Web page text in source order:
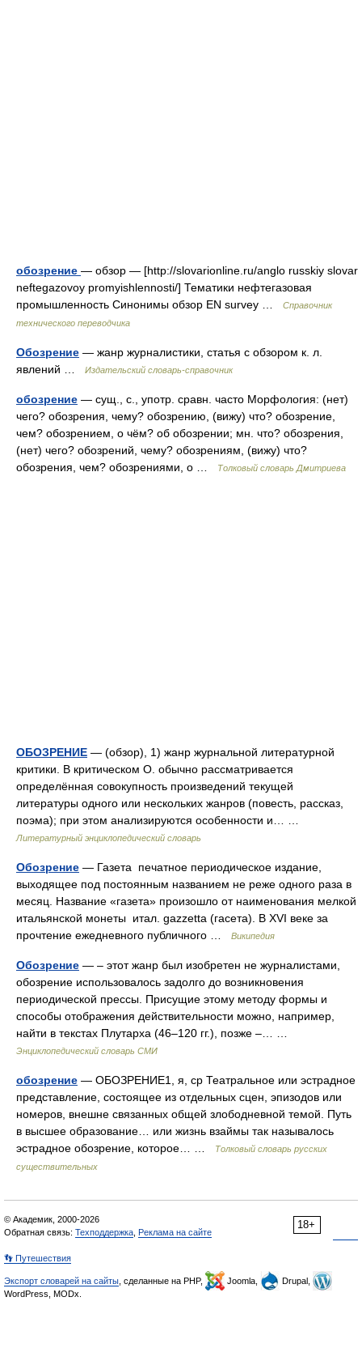
обозрение — обзор — [http://slovarionline.ru/anglo russkiy slovar
neftegazovoy promyishlennosti/] Тематики нефтегазовая
промышленность Синонимы обзор EN survey …
Справочник
технического переводчика
Обозрение — жанр журналистики, статья с обзором к. л.
явлений …
Издательский словарь-справочник
обозрение — сущ., с., употр. сравн. часто Морфология: (нет)
чего? обозрения, чему? обозрению, (вижу) что? обозрение,
чем? обозрением, о чём? об обозрении; мн. что? обозрения,
(нет) чего? обозрений, чему? обозрениям, (вижу) что?
обозрения, чем? обозрениями, о …
Толковый словарь Дмитриева
ОБОЗРЕНИЕ — (обзор), 1) жанр журнальной литературной
критики. В критическом О. обычно рассматривается
определённая совокупность произведений текущей
литературы одного или нескольких жанров (повесть, рассказ,
поэма); при этом анализируются особенности и… …
Литературный энциклопедический словарь
Обозрение — Газета печатное периодическое издание,
выходящее под постоянным названием не реже одного раза в
месяц. Название «газета» произошло от наименования мелкой
итальянской монеты итал. gazzetta (гасета). В XVI веке за
прочтение ежедневного публичного …
Википедия
Обозрение — – этот жанр был изобретен не журналистами,
обозрение использовалось задолго до возникновения
периодической прессы. Присущие этому методу формы и
способы отображения действительности можно, например,
найти в текстах Плутарха (46–120 гг.), позже –… …
Энциклопедический словарь СМИ
обозрение — ОБОЗРЕНИЕ1, я, ср Театральное или эстрадное
представление, состоящее из отдельных сцен, эпизодов или
номеров, внешне связанных общей злободневной темой. Путь
в высшее образование… или жизнь взаймы так называлось
эстрадное обозрение, которое… …
Толковый словарь русских
существительных
18+
© Академик, 2000-2026
Обратная связь: Техподдержка Реклама на сайте
👣 Путешествия
Экспорт словарей на сайты , сделанные на PHP, Joomla,
Drupal,
WordPress, MODx.